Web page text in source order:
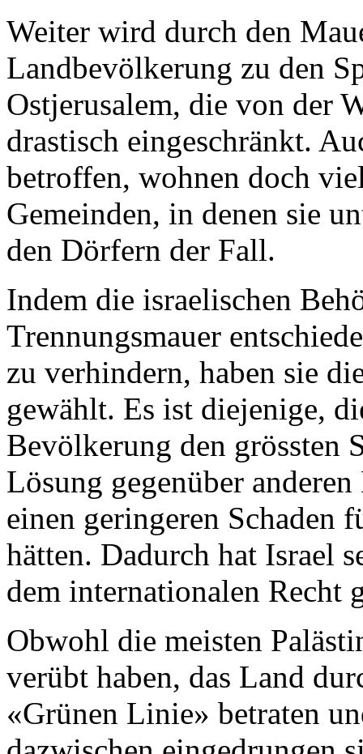
Weiter wird durch den
Landbevölkerung zu den
Ostjerusalem, die von der
drastisch eingeschränkt.
betroffen, wohnen doch
Gemeinden, in denen sie
den Dörfern der Fall.
Indem die israelischen
Trennungsmauer
zu verhindern, haben sie
gewählt. Es ist diejenige,
Bevölkerung den grössten
Lösung gegenüber
einen geringeren Schaden
hätten. Dadurch hat Israel
dem internationalen Recht
Obwohl die meisten
verübt haben, das Land
«Grünen Linie» betraten